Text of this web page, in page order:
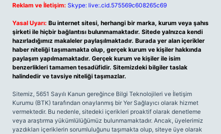
Reklam ve İletişim: Skype: live:.cid.575569c608265c69
Yasal Uyarı: Bu internet sitesi, herhangi bir marka, kurum veya şahıs
şirketi ile hiçbir bağlantısı bulunmamaktadır. Sitede yalnızca kendi
hazırladığımız makaleler paylaşılmaktadır. Burada yer alan içerikler
haber niteliği taşımamakta olup, gerçek kurum ve kişiler hakkında
paylaşım yapılmamaktadır. Gerçek kurum ve kişiler ile isim
benzerlikleri tamamen tesadüfidir. Sitemizdeki bilgiler taslak
halindedir ve tavsiye niteliği taşımazlar.
Sitemiz, 5651 Sayılı Kanun gereğince Bilgi Teknolojileri ve İletişim
Kurumu (BTK) tarafından onaylanmış bir Yer Sağlayıcı olarak hizmet
vermektedir. Bu nedenle, sitedeki içerikleri proaktif olarak denetleme
veya araştırma yükümlülüğümüz bulunmamaktadır. Ancak, üyelerimiz
yazdıkları içeriklerin sorumluluğunu taşımakta olup, siteye üye olarak